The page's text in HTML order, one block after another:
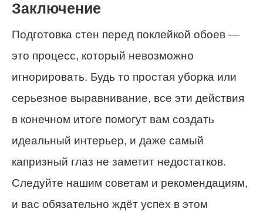
Заключение
Подготовка стен перед поклейкой обоев —
это процесс, который невозможно
игнорировать. Будь то простая уборка или
серьезное выравнивание, все эти действия
в конечном итоге помогут вам создать
идеальный интерьер, и даже самый
капризный глаз не заметит недостатков.
Следуйте нашим советам и рекомендациям,
и вас обязательно ждёт успех в этом